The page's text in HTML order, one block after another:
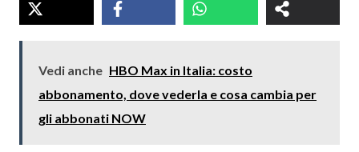
Vedi anche HBO Max in Italia: costo
abbonamento, dove vederla e cosa cambia per
gli abbonati NOW